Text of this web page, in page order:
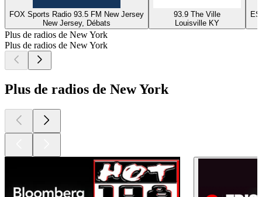
FOX Sports Radio 93.5 FM New Jersey
New Jersey, Débats
93.9 The Ville
Louisville KY
Plus de radios de New York
Plus de radios de New York
Plus de radios de New York